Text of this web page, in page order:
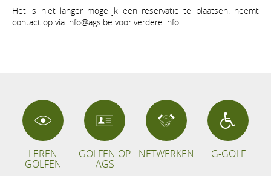
Het is niet langer mogelijk een reservatie te plaatsen. neemt
contact op via info@ags.be voor verdere info
LEREN
GOLFEN
GOLFEN OP
AGS
NETWERKEN G-GOLF